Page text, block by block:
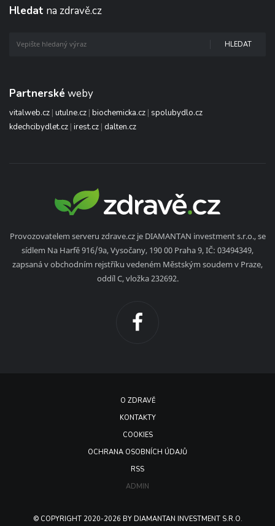
Hledat na zdravě.cz
HLEDAT
Partnerské weby
vitalweb.cz | utulne.cz | biochemicka.cz | spolubydlo.cz
kdechcibydlet.cz | irest.cz | dalten.cz
Provozovatelem serveru zdrave.cz je DIAMANTAN investment s.r.o., se
sídlem Na Harfě 916/9a, Vysočany, 190 00 Praha 9, IČ: 03494349,
zapsaná v obchodním rejstříku vedeném Městským soudem v Praze,
oddíl C, vložka 232692.
O ZDRAVĚ
KONTAKTY
COOKIES
OCHRANA OSOBNÍCH ÚDAJŮ
RSS
ADMIN
© COPYRIGHT 2020-2026 BY DIAMANTAN INVESTMENT S.R.O.